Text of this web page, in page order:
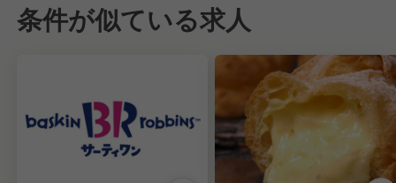
条件が似ている求人